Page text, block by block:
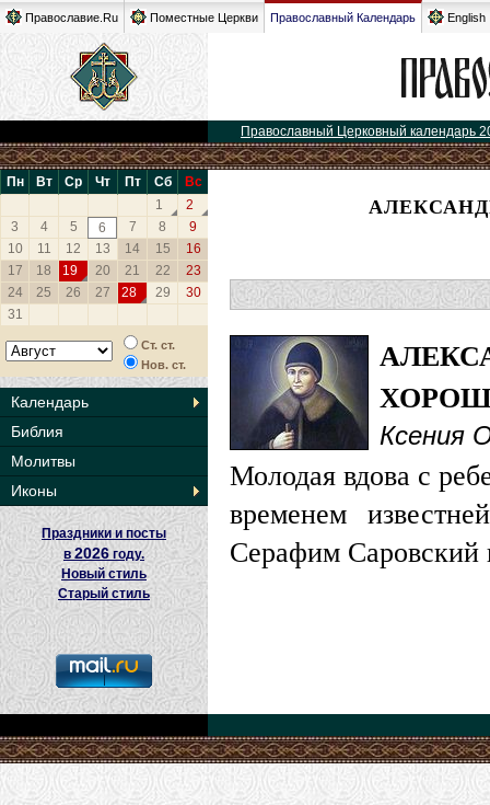
Православие.Ru Поместные Церкви Православный Календарь English
Православный Церковный календарь
Пн Вт Ср Чт Пт Сб
Вс
1
2
3
4 5 6 7 8
9
10
11 12 13 14 15
16
17
18 19 20 21 22
23
24
25 26 27 28 29
30
31
Ст. ст.
Нов. ст.
Календарь
Библия
Молитвы
Иконы
Праздники и посты
в2026 году.
Новый стиль
Старый стиль
Ксения
Молодая вдова с
временем
Серафим Саровский